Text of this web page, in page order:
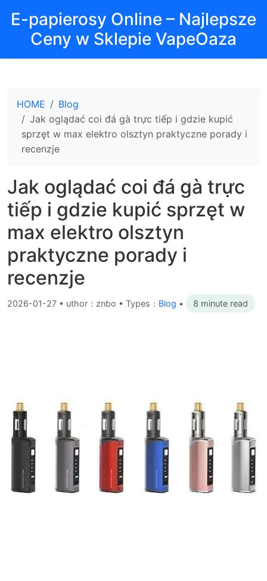
E-papierosy Online – Najlepsze
Ceny w Sklepie VapeOaza
HOME
Blog
Jak oglądać coi đá gà trực tiếp i gdzie kupić
sprzęt w max elektro olsztyn praktyczne porady i
recenzje
Jak oglądać coi đá gà trực
tiếp i gdzie kupić sprzęt w
max elektro olsztyn
praktyczne porady i
recenzje
2026-01-27 • uthor：znbo • Types： Blog • 8 minute read